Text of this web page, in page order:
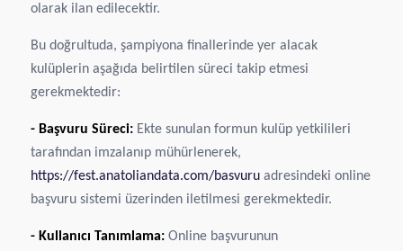
olarak ilan edilecektir.
Bu doğrultuda, şampiyona finallerinde yer alacak
kulüplerin aşağıda belirtilen süreci takip etmesi
gerekmektedir:
- Başvuru Süreci: Ekte sunulan formun kulüp yetkilileri
tarafından imzalanıp mühürlenerek,
https://fest.anatoliandata.com/basvuru adresindeki online
başvuru sistemi üzerinden iletilmesi gerekmektedir.
- Kullanıcı Tanımlama: Online başvurunun